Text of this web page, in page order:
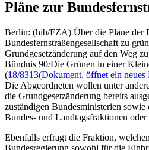
Pläne zur
Berlin: (hib/FZA) Über die Pläne der
Bundesfernstraßengesellschaft zu
Grundgesetzänderung auf den Weg
Bündnis 90/Die Grünen in einer
(18/8313(Dokument, öffnet ein neues
Die Abgeordneten wollen unter
die Grundgesetzänderung bereits
zuständigen Bundesministerien sowie
Bundes- und Landtagsfraktionen
Ebenfalls erfragt die Fraktion,
Bundesregierung sowohl für die